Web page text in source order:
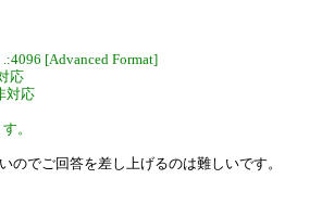
[Advanced Format]
応
対応
。
のでご回答を差し上げるのは難しいです。